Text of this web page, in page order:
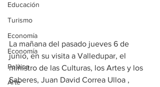
Educación
Turismo
Economía
Economía
Política
Arte
La mañana del pasado jueves 6 de
junio, en su visita a Valledupar, el
ministro de las Culturas, los Artes y los
Saberes, Juan David Correa Ulloa ,